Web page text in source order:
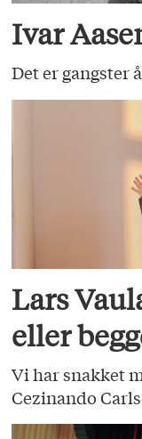
Ivar
Det er gangster
Lars
eller
Vi har snakket
Cezinando